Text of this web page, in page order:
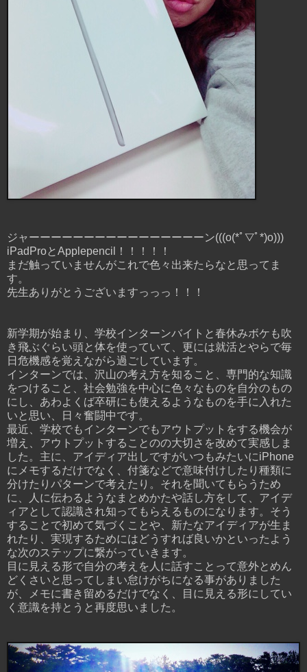
ジャーーーーーーーーーーーーーーーーン(((o(*ﾟ▽ﾟ*)o)))
iPadProとApplepencil！！！！！
まだ触っていませんがこれで色々出来たらなと思ってま
す。
先生ありがとうございますっっっ！！！
新学期が始まり、学校インターンバイトと春休みボケも吹
き飛ぶぐらい頭と体を使っていて、更には就活とやらで毎
日危機感を覚えながら過ごしています。
インターンでは、沢山の考え方を知ること、専門的な知識
をつけること、社会勉強を中心に色々なものを自分のもの
にし、あわよくば卒研にも使えるようなものを手に入れた
いと思い、日々奮闘中です。
最近、学校でもインターンでもアウトプットをする機会が
増え、アウトプットすることのの大切さを改めて実感しま
した。主に、アイディア出しですがいつもみたいにiPhone
にメモするだけでなく、付箋などで意味付けしたり種類に
分けたりパターンで考えたり。それを聞いてもらうため
に、人に伝わるようなまとめかたや話し方をして、アイデ
ィアとして認識され知ってもらえるものになります。そう
することで初めて気づくことや、新たなアイディアが生ま
れたり、実現するためにはどうすれば良いかといったよう
な次のステップに繋がっていきます。
目に見える形で自分の考えを人に話すことって意外とめん
どくさいと思ってしまい怠けがちになる事がありました
が、メモに書き留めるだけでなく、目に見える形にしてい
く意識を持とうと再度思いました。